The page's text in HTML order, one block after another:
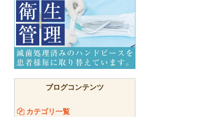
ブログコンテンツ
カテゴリ一覧